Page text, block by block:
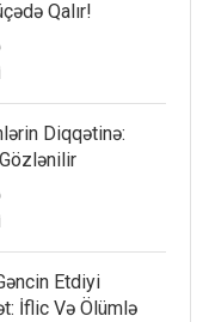
Qalır!
Diqqətinə:
Etdiyi
İflic Və Ölümlə